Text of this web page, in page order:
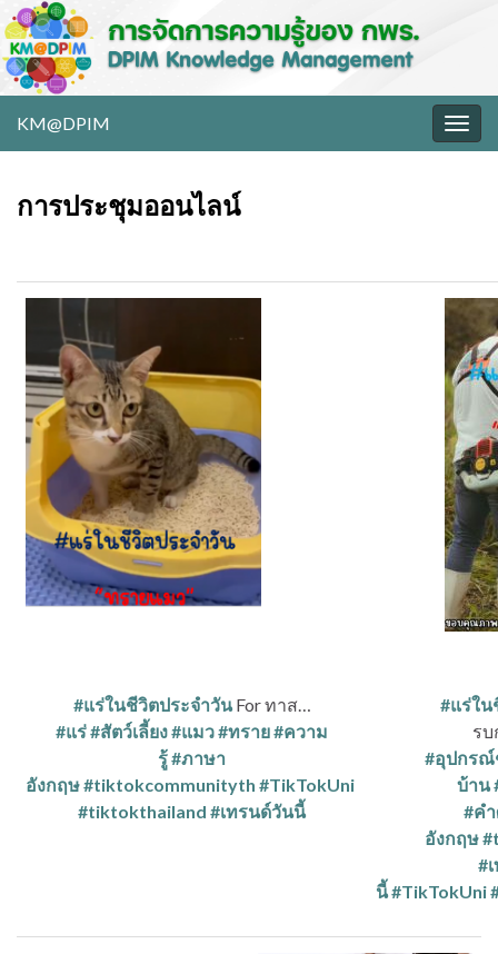
KM@DPIM
การประชุมออนไลน์
#แร่ในชีวิตประจำวัน For ทาส…
#แร่#สัตว์เลี้ยง#แมว#ทราย#ความ
รู้#ภาษา
อังกฤษ#tiktokcommunityth #TikTokUni
#tiktokthailand #เทรนด์วันนี้
#แร่ใน
ร
#อุปกรณ์
บ้าน
#คํ
อังกฤษ
#
นี้#TikTokUni